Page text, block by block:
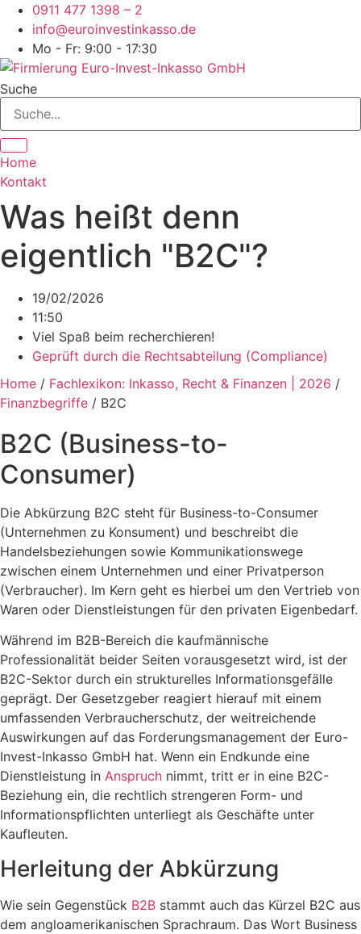
Zum
Inhalt
springen
0911 477 1398 – 2
info@euroinvestinkasso.de
Mo - Fr: 9:00 - 17:30
Suche
Home
Kontakt
Was heißt denn
eigentlich "B2C"?
19/02/2026
11:50
Viel Spaß beim recherchieren!
Geprüft durch die Rechtsabteilung (Compliance)
Home / Fachlexikon: Inkasso, Recht & Finanzen | 2026 /
Finanzbegriffe / B2C
B2C (Business-to-
Consumer)
Die Abkürzung B2C steht für Business-to-Consumer
(Unternehmen zu Konsument) und beschreibt die
Handelsbeziehungen sowie Kommunikationswege
zwischen einem Unternehmen und einer Privatperson
(Verbraucher). Im Kern geht es hierbei um den Vertrieb von
Waren oder Dienstleistungen für den privaten Eigenbedarf.
Während im B2B-Bereich die kaufmännische
Professionalität beider Seiten vorausgesetzt wird, ist der
B2C-Sektor durch ein strukturelles Informationsgefälle
geprägt. Der Gesetzgeber reagiert hierauf mit einem
umfassenden Verbraucherschutz, der weitreichende
Auswirkungen auf das Forderungsmanagement der Euro-
Invest-Inkasso GmbH hat. Wenn ein Endkunde eine
Dienstleistung in Anspruch nimmt, tritt er in eine B2C-
Beziehung ein, die rechtlich strengeren Form- und
Informationspflichten unterliegt als Geschäfte unter
Kaufleuten.
Herleitung der Abkürzung
Wie sein Gegenstück B2B stammt auch das Kürzel B2C aus
dem angloamerikanischen Sprachraum. Das Wort Business